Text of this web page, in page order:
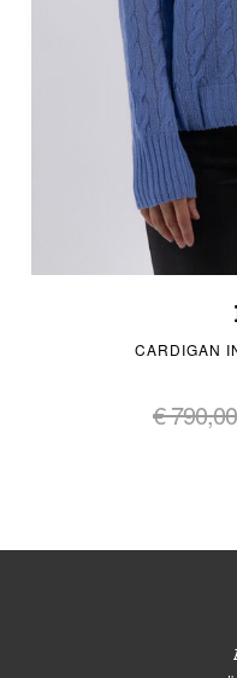
CARDIGAN
€ 790,00